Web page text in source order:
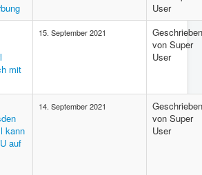
User
mit
15. September 2021
Geschrieben
von Super
User
kann
auf
14. September 2021
Geschrieben
von Super
User